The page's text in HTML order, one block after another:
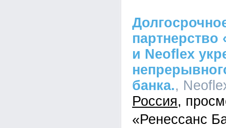
партнерство
и Neoflex
банка.,
Россия
«Ренессанс